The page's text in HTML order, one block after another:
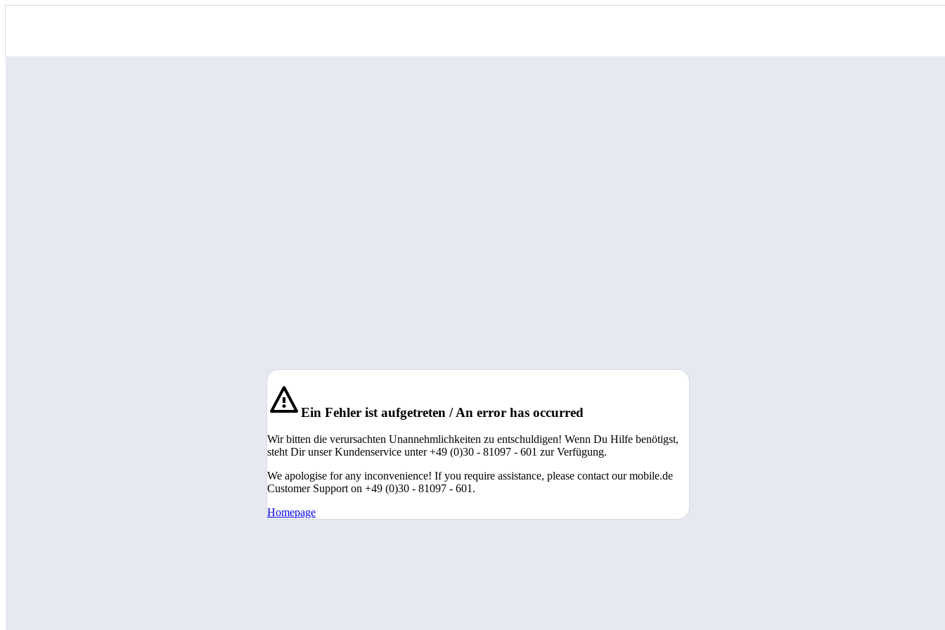
Ein Fehler ist aufgetreten / An error has occurred
Wir bitten die verursachten Unannehmlichkeiten zu entschuldigen! Wenn Du Hilfe benötigst,
steht Dir unser Kundenservice unter +49 (0)30 - 81097 - 601 zur Verfügung.
We apologise for any inconvenience! If you require assistance, please contact our mobile.de
Customer Support on +49 (0)30 - 81097 - 601.
Homepage